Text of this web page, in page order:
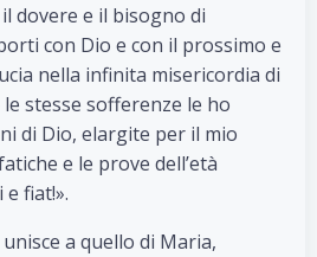
dovere e il bisogno di
con Dio e con il prossimo e
nella infinita misericordia di
le stesse sofferenze le ho
di Dio, elargite per il mio
e le prove dell’età
fiat!».
a quello di Maria,